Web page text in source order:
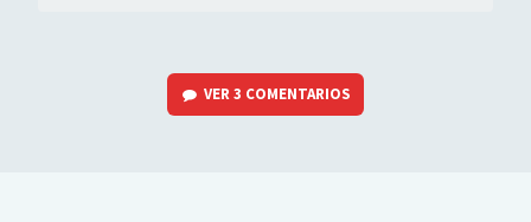
VER3 COMENTARIOS